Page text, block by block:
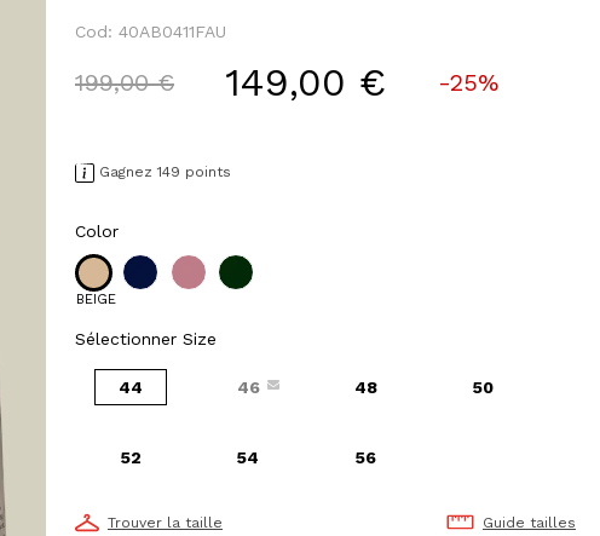
Cod: 40AB0411FAU
Price reduced from
199,00 €to 149,00 € -25%
Gagnez 149 points
Color
BEIGE
Sélectionner Size
44 46 48 50
52 54 56
Trouver la taille Guide tailles